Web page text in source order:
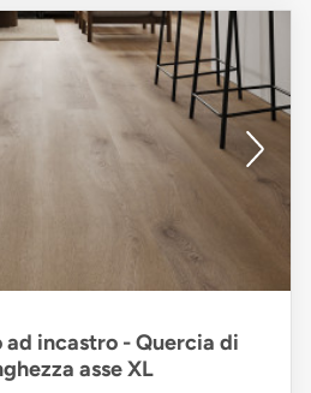
incastro - Quercia di
asse XL